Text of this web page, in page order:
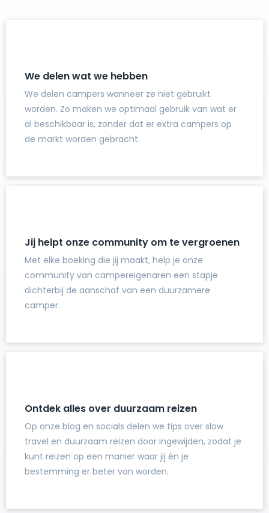
We delen wat we hebben
We delen campers wanneer ze niet gebruikt
worden. Zo maken we optimaal gebruik van wat er
al beschikbaar is, zonder dat er extra campers op
de markt worden gebracht.
Jij helpt onze community om te vergroenen
Met elke boeking die jij maakt, help je onze
community van campereigenaren een stapje
dichterbij de aanschaf van een duurzamere
camper.
Ontdek alles over duurzaam reizen
Op onze blog en socials delen we tips over slow
travel en duurzaam reizen door ingewijden, zodat je
kunt reizen op een manier waar jij én je
bestemming er beter van worden.